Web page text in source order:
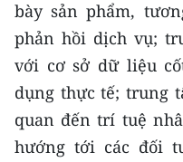
bày sản phẩm,
phản hồi dịch vụ;
với cơ sở dữ liệu
dụng thực tế; trung
quan đến trí tuệ
hướng tới các đối